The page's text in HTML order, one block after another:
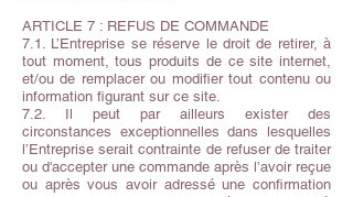
ARTICLE 7 : REFUS DE COMMANDE
7.1. L’Entreprise se réserve le droit de retirer, à
tout moment, tous produits de ce site internet,
et/ou de remplacer ou modifier tout contenu ou
information figurant sur ce site.
7.2. Il peut par ailleurs exister des
circonstances exceptionnelles dans lesquelles
l’Entreprise serait contrainte de refuser de traiter
ou d'accepter une commande après l’avoir reçue
ou après vous avoir adressé une confirmation